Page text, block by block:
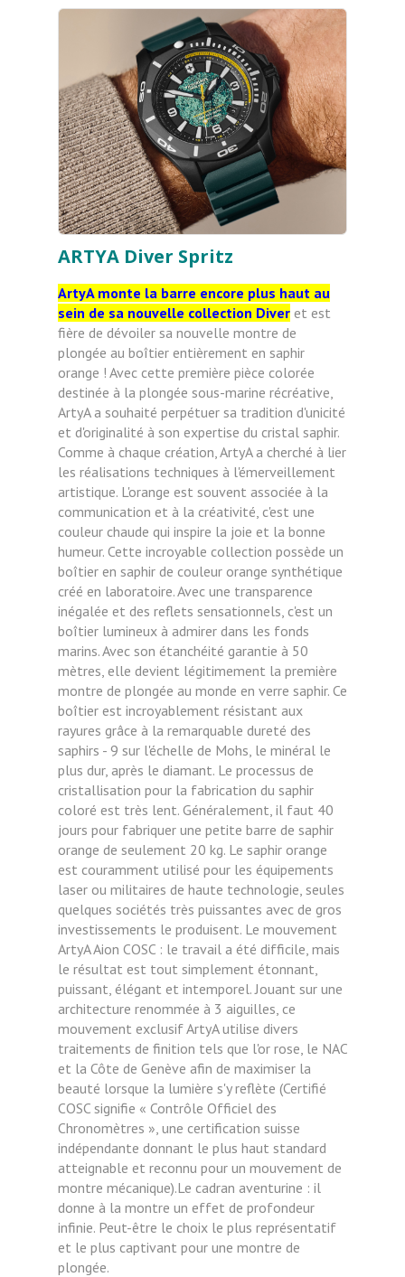
ARTYA Diver Spritz
ArtyA monte la barre encore plus haut au
sein de sa nouvelle collection Diver et est
fière de dévoiler sa nouvelle montre de
plongée au boîtier entièrement en saphir
orange ! Avec cette première pièce colorée
destinée à la plongée sous-marine récréative,
ArtyA a souhaité perpétuer sa tradition d'unicité
et d'originalité à son expertise du cristal saphir.
Comme à chaque création, ArtyA a cherché à lier
les réalisations techniques à l'émerveillement
artistique. L'orange est souvent associée à la
communication et à la créativité, c'est une
couleur chaude qui inspire la joie et la bonne
humeur. Cette incroyable collection possède un
boîtier en saphir de couleur orange synthétique
créé en laboratoire. Avec une transparence
inégalée et des reflets sensationnels, c'est un
boîtier lumineux à admirer dans les fonds
marins. Avec son étanchéité garantie à 50
mètres, elle devient légitimement la première
montre de plongée au monde en verre saphir. Ce
boîtier est incroyablement résistant aux
rayures grâce à la remarquable dureté des
saphirs - 9 sur l'échelle de Mohs, le minéral le
plus dur, après le diamant. Le processus de
cristallisation pour la fabrication du saphir
coloré est très lent. Généralement, il faut 40
jours pour fabriquer une petite barre de saphir
orange de seulement 20 kg. Le saphir orange
est couramment utilisé pour les équipements
laser ou militaires de haute technologie, seules
quelques sociétés très puissantes avec de gros
investissements le produisent. Le mouvement
ArtyA Aion COSC : le travail a été difficile, mais
le résultat est tout simplement étonnant,
puissant, élégant et intemporel. Jouant sur une
architecture renommée à 3 aiguilles, ce
mouvement exclusif ArtyA utilise divers
traitements de finition tels que l'or rose, le NAC
et la Côte de Genève afin de maximiser la
beauté lorsque la lumière s'y reflète (Certifié
COSC signifie « Contrôle Officiel des
Chronomètres », une certification suisse
indépendante donnant le plus haut standard
atteignable et reconnu pour un mouvement de
montre mécanique).Le cadran aventurine : il
donne à la montre un effet de profondeur
infinie. Peut-être le choix le plus représentatif
et le plus captivant pour une montre de
plongée.